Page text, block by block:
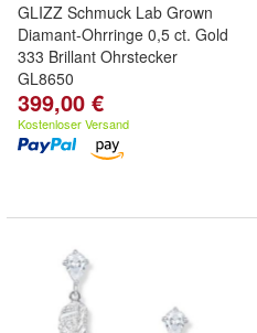
GLIZZ Schmuck Lab Grown
Diamant-Ohrringe 0,5 ct. Gold
333 Brillant Ohrstecker
GL8650
399,00 €
Kostenloser Versand